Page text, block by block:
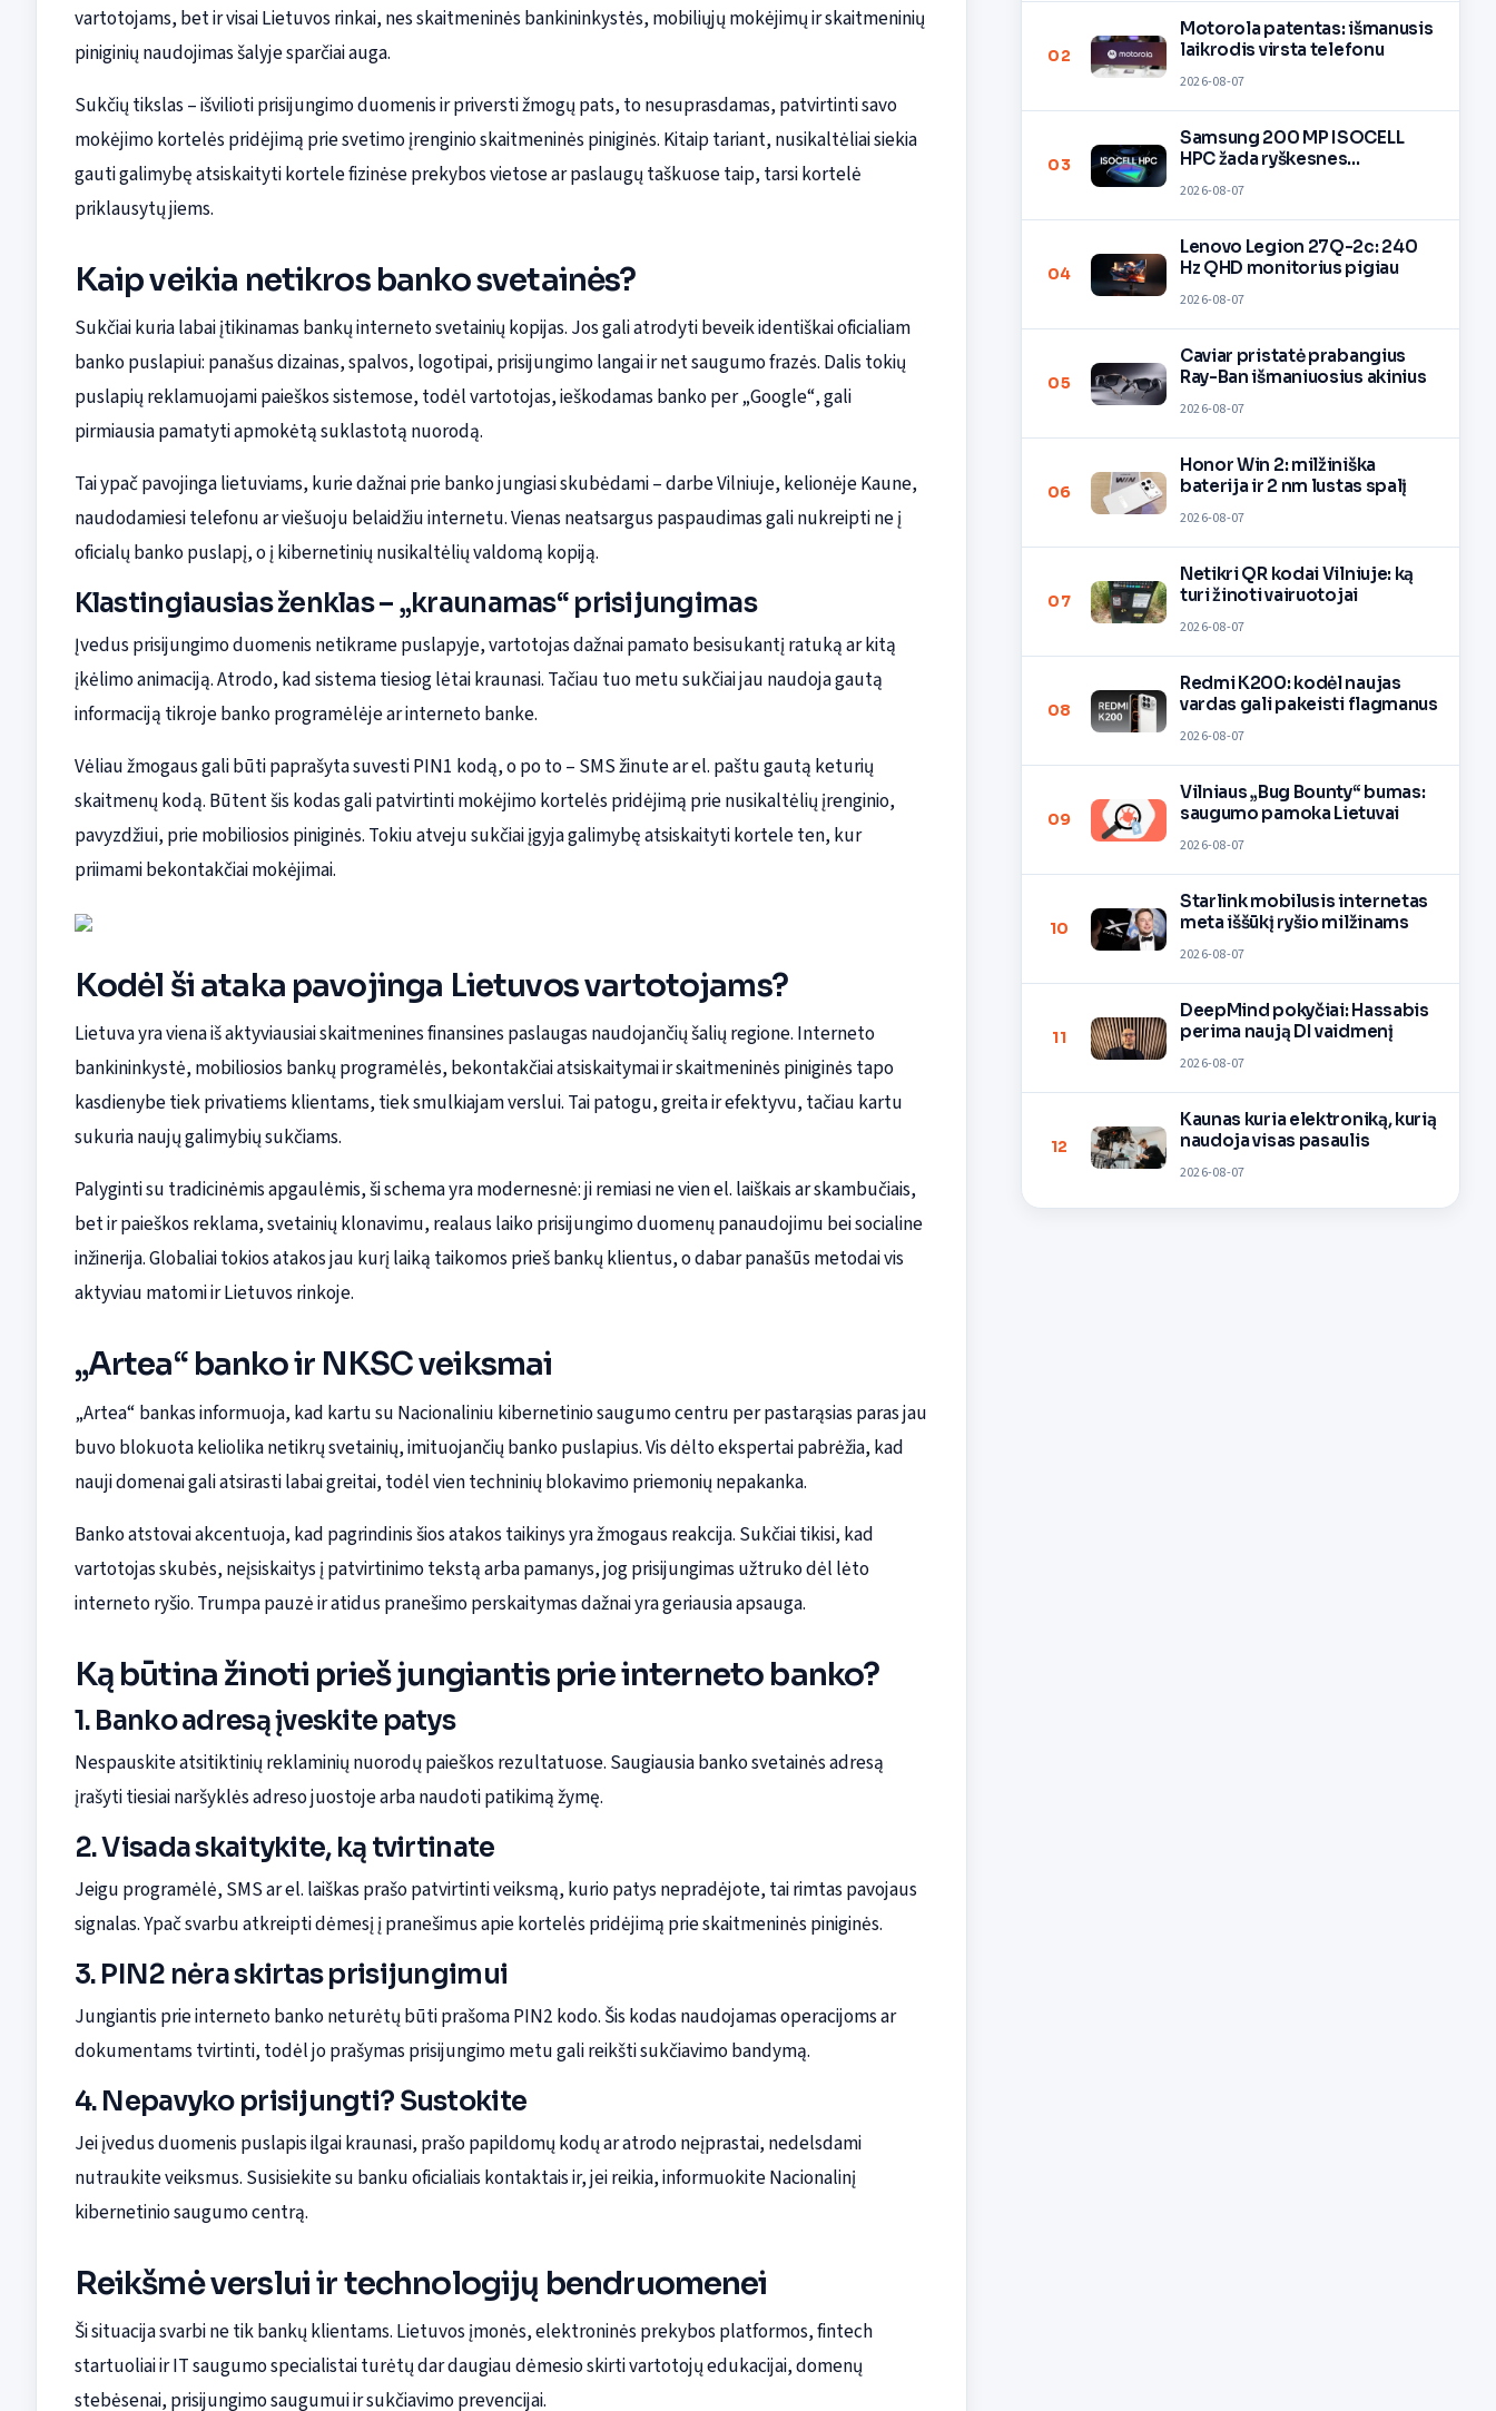
vartotojams, bet ir visai Lietuvos rinkai, nes skaitmeninės bankininkystės, mobiliųjų mokėjimų ir skaitmeninių
piniginių naudojimas šalyje sparčiai auga.
Sukčių tikslas – išvilioti prisijungimo duomenis ir priversti žmogų pats, to nesuprasdamas, patvirtinti savo
mokėjimo kortelės pridėjimą prie svetimo įrenginio skaitmeninės piniginės. Kitaip tariant, nusikaltėliai siekia
gauti galimybę atsiskaityti kortele fizinėse prekybos vietose ar paslaugų taškuose taip, tarsi kortelė
priklausytų jiems.
Kaip veikia netikros banko svetainės?
Sukčiai kuria labai įtikinamas bankų interneto svetainių kopijas. Jos gali atrodyti beveik identiškai oficialiam
banko puslapiui: panašus dizainas, spalvos, logotipai, prisijungimo langai ir net saugumo frazės. Dalis tokių
puslapių reklamuojami paieškos sistemose, todėl vartotojas, ieškodamas banko per „Google“, gali
pirmiausia pamatyti apmokėtą suklastotą nuorodą.
Tai ypač pavojinga lietuviams, kurie dažnai prie banko jungiasi skubėdami – darbe Vilniuje, kelionėje Kaune,
naudodamiesi telefonu ar viešuoju belaidžiu internetu. Vienas neatsargus paspaudimas gali nukreipti ne į
oficialų banko puslapį, o į kibernetinių nusikaltėlių valdomą kopiją.
Klastingiausias ženklas – „kraunamas“ prisijungimas
Įvedus prisijungimo duomenis netikrame puslapyje, vartotojas dažnai pamato besisukantį ratuką ar kitą
įkėlimo animaciją. Atrodo, kad sistema tiesiog lėtai kraunasi. Tačiau tuo metu sukčiai jau naudoja gautą
informaciją tikroje banko programėlėje ar interneto banke.
Vėliau žmogaus gali būti paprašyta suvesti PIN1 kodą, o po to – SMS žinute ar el. paštu gautą keturių
skaitmenų kodą. Būtent šis kodas gali patvirtinti mokėjimo kortelės pridėjimą prie nusikaltėlių įrenginio,
pavyzdžiui, prie mobiliosios piniginės. Tokiu atveju sukčiai įgyja galimybę atsiskaityti kortele ten, kur
priimami bekontakčiai mokėjimai.
Kodėl ši ataka pavojinga Lietuvos vartotojams?
Lietuva yra viena iš aktyviausiai skaitmenines finansines paslaugas naudojančių šalių regione. Interneto
bankininkystė, mobiliosios bankų programėlės, bekontakčiai atsiskaitymai ir skaitmeninės piniginės tapo
kasdienybe tiek privatiems klientams, tiek smulkiajam verslui. Tai patogu, greita ir efektyvu, tačiau kartu
sukuria naujų galimybių sukčiams.
Palyginti su tradicinėmis apgaulėmis, ši schema yra modernesnė: ji remiasi ne vien el. laiškais ar skambučiais,
bet ir paieškos reklama, svetainių klonavimu, realaus laiko prisijungimo duomenų panaudojimu bei socialine
inžinerija. Globaliai tokios atakos jau kurį laiką taikomos prieš bankų klientus, o dabar panašūs metodai vis
aktyviau matomi ir Lietuvos rinkoje.
„Artea“ banko ir NKSC veiksmai
„Artea“ bankas informuoja, kad kartu su Nacionaliniu kibernetinio saugumo centru per pastarąsias paras jau
buvo blokuota keliolika netikrų svetainių, imituojančių banko puslapius. Vis dėlto ekspertai pabrėžia, kad
nauji domenai gali atsirasti labai greitai, todėl vien techninių blokavimo priemonių nepakanka.
Banko atstovai akcentuoja, kad pagrindinis šios atakos taikinys yra žmogaus reakcija. Sukčiai tikisi, kad
vartotojas skubės, neįsiskaitys į patvirtinimo tekstą arba pamanys, jog prisijungimas užtruko dėl lėto
interneto ryšio. Trumpa pauzė ir atidus pranešimo perskaitymas dažnai yra geriausia apsauga.
Ką būtina žinoti prieš jungiantis prie interneto banko?
1. Banko adresą įveskite patys
Nespauskite atsitiktinių reklaminių nuorodų paieškos rezultatuose. Saugiausia banko svetainės adresą
įrašyti tiesiai naršyklės adreso juostoje arba naudoti patikimą žymę.
2. Visada skaitykite, ką tvirtinate
Jeigu programėlė, SMS ar el. laiškas prašo patvirtinti veiksmą, kurio patys nepradėjote, tai rimtas pavojaus
signalas. Ypač svarbu atkreipti dėmesį į pranešimus apie kortelės pridėjimą prie skaitmeninės piniginės.
3. PIN2 nėra skirtas prisijungimui
Jungiantis prie interneto banko neturėtų būti prašoma PIN2 kodo. Šis kodas naudojamas operacijoms ar
dokumentams tvirtinti, todėl jo prašymas prisijungimo metu gali reikšti sukčiavimo bandymą.
4. Nepavyko prisijungti? Sustokite
Jei įvedus duomenis puslapis ilgai kraunasi, prašo papildomų kodų ar atrodo neįprastai, nedelsdami
nutraukite veiksmus. Susisiekite su banku oficialiais kontaktais ir, jei reikia, informuokite Nacionalinį
kibernetinio saugumo centrą.
Reikšmė verslui ir technologijų bendruomenei
Ši situacija svarbi ne tik bankų klientams. Lietuvos įmonės, elektroninės prekybos platformos, fintech
startuoliai ir IT saugumo specialistai turėtų dar daugiau dėmesio skirti vartotojų edukacijai, domenų
stebėsenai, prisijungimo saugumui ir sukčiavimo prevencijai.
02
Motorola patentas: išmanusis
laikrodis virsta telefonu
2026-08-07
03
Samsung 200 MP ISOCELL
HPC žada ryškesnes
2026-08-07
04
Lenovo Legion 27Q-2c: 240
Hz QHD monitorius pigiau
2026-08-07
05
Caviar pristatė prabangius
Ray-Ban išmaniuosius akinius
2026-08-07
06
Honor Win 2: milžiniška
baterija ir 2 nm lustas spalį
2026-08-07
07
Netikri QR kodai Vilniuje: ką
turi žinoti vairuotojai
2026-08-07
08
Redmi K200: kodėl naujas
vardas gali pakeisti flagmanus
2026-08-07
09
Vilniaus „Bug Bounty“ bumas:
saugumo pamoka Lietuvai
2026-08-07
10
Starlink mobilusis internetas
meta iššūkį ryšio milžinams
2026-08-07
11
DeepMind pokyčiai: Hassabis
perima naują DI vaidmenį
2026-08-07
12
Kaunas kuria elektroniką, kurią
naudoja visas pasaulis
2026-08-07